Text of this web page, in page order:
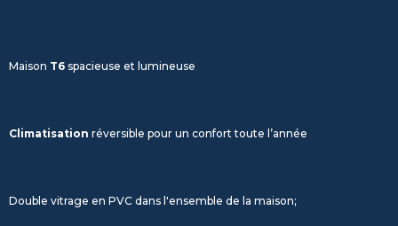
Maison T6 spacieuse et lumineuse
Climatisation réversible pour un confort toute l’année
Double vitrage en PVC dans l'ensemble de la maison;